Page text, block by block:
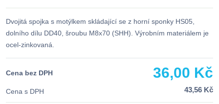
Dvojitá spojka s motýlkem skládající se z horní sponky HS05,
dolního dílu DD40, šroubu M8x70 (SHH). Výrobním materiálem je
ocel-zinkovaná.
Cena bez DPH 36,00 Kč
Cena s DPH 43,56 Kč